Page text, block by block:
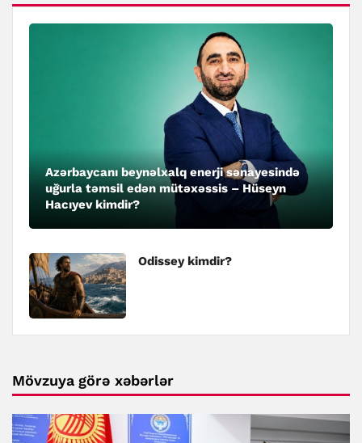
Azərbaycanı beynəlxalq enerji sənayesində
uğurla təmsil edən mütəxəssis – Hüseyn
Hacıyev kimdir?
Odissey kimdir?
Mövzuya görə xəbərlər